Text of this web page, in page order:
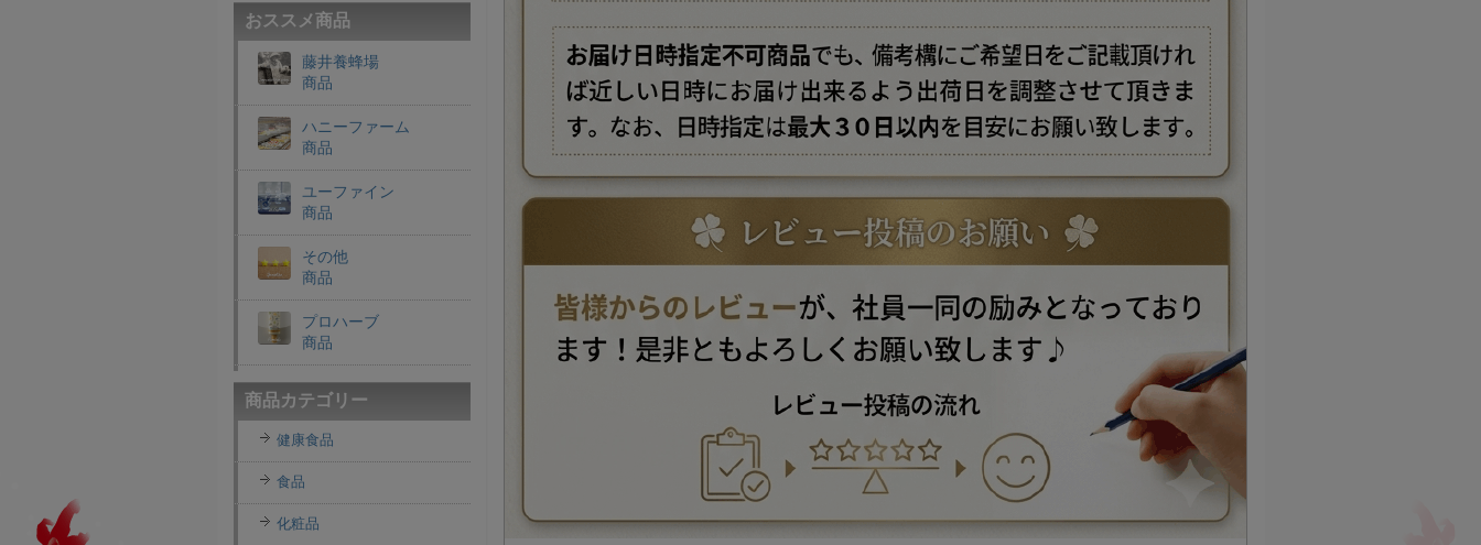
おススメ商品
藤井養蜂場
商品
ハニーファーム
商品
ユーファイン
商品
その他
商品
プロハーブ
商品
老舗穀物屋
商品
エコライフラボ
i・ライフソリューショ
ンズ
商品カテゴリー
健康食品
食品
化粧品